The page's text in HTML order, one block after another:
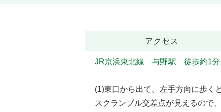
アクセス
JR京浜東北線 与野駅 徒歩約1分
(1)東口から出て、左手方向に歩く
スクランブル交差点が見えるので、